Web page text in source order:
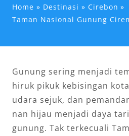
Home Destinasi
Cirebon
Taman Nasional Gunung
Gunung sering menjadi
hiruk pikuk kebisingan
udara sejuk, dan
nan hijau menjadi daya
gunung. Tak terkecuali